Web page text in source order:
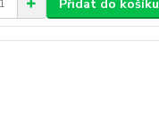
Přidat do košíku